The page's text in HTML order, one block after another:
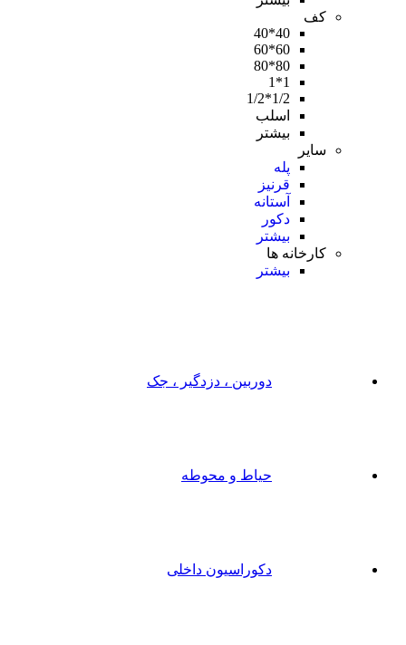
کف
40*40
60*60
80*80
1*1
1/2*1/2
اسلب
بیشتر
سایر
پله
قرنیز
آستانه
دکور
بیشتر
کارخانه ها
بیشتر
دوربین ، دزدگیر ، جک
حیاط و محوطه
دکوراسیون داخلی